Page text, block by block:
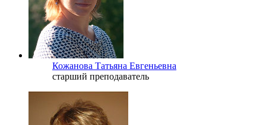
Кожанова Татьяна Евгеньевна
старший преподаватель